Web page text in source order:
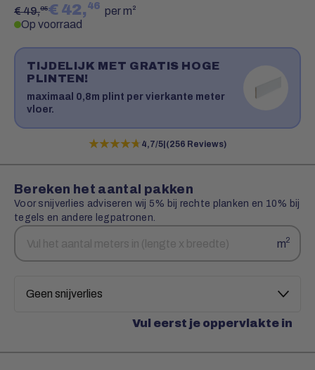
€ 49,95€ 42, 46 per m²
Op voorraad
TIJDELIJK MET GRATIS HOGE
PLINTEN!
maximaal 0,8m plint per vierkante meter
vloer.
★★★★★
★★★★★ 4,7/5 (256 Reviews)
Bereken het aantal pakken
Voor snijverlies adviseren wij 5% bij rechte planken en 10% bij
tegels en andere legpatronen.
Aantal
vierkante
m2
Snijverlies
Vul eerst je oppervlakte in